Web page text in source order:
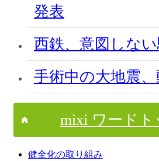
発表
西鉄、意図しな
手術中の大地震
mixi ワードト
健全化の取り組み